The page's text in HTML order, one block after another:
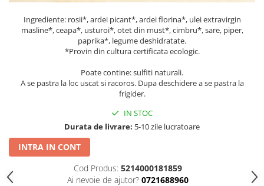
COSMETICE
REMEDII NATURISTE
Ingrediente: rosii*, ardei picant*, ardei florina*, ulei extravirgin
masline*, ceapa*, usturoi*, otet din must*, cimbru*, sare, piper,
paprika*, legume deshidratate.
*Provin din cultura certificata ecologic.
Poate contine: sulfiti naturali.
A se pastra la loc uscat si racoros. Dupa deschidere a se pastra la
frigider.
IN STOC
Durata de livrare: 5-10 zile lucratoare
INTRA IN CONT
Cod Produs: 5214000181859
Ai nevoie de ajutor? 0721688960